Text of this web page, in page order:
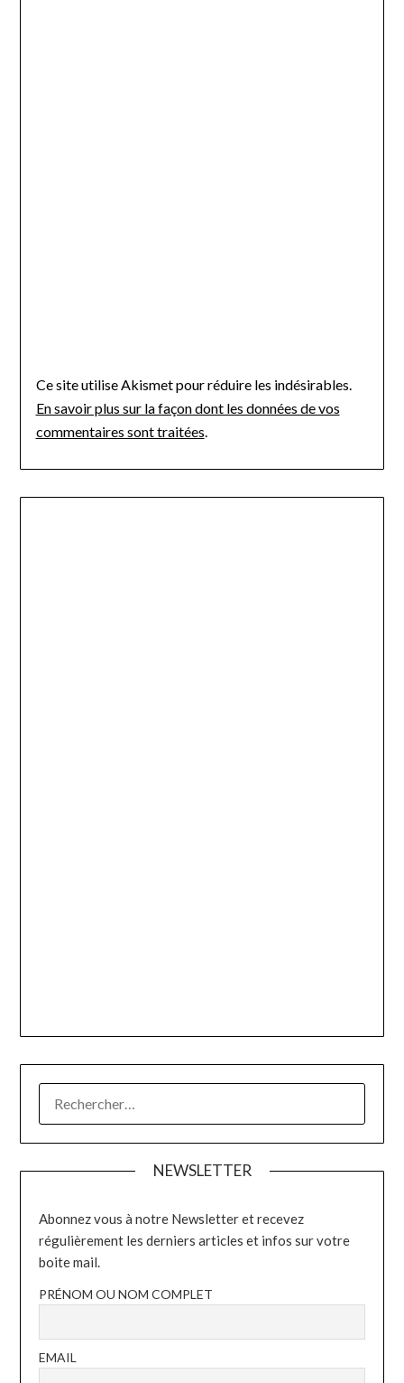
Ce site utilise Akismet pour réduire les indésirables.
En savoir plus sur la façon dont les données de vos
commentaires sont traitées
NEWSLETTER
Abonnez vous à notre Newsletter et recevez
régulièrement les derniers articles et infos sur votre
boite mail.
PRÉNOM OU NOM COMPLET
EMAIL